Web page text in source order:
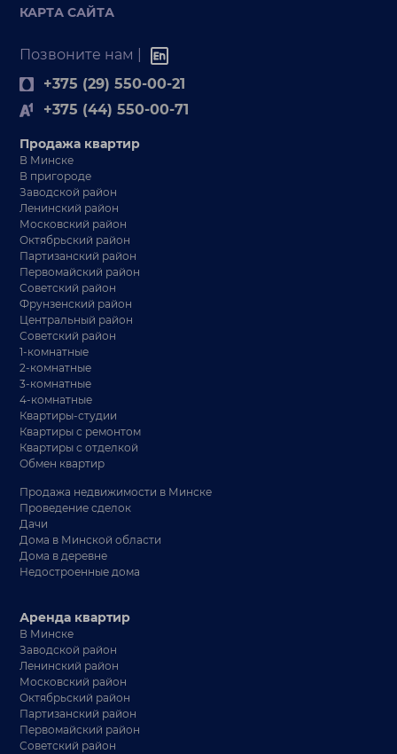
КАРТА САЙТА
Позвоните нам |
+375 (29) 550-00-21
+375 (44) 550-00-71
Продажа квартир
В Минске
В пригороде
Заводской район
Ленинский район
Московский район
Октябрьский район
Партизанский район
Первомайский район
Советский район
Фрунзенский район
Центральный район
Советский район
1-комнатные
2-комнатные
3-комнатные
4-комнатные
Квартиры-студии
Квартиры с ремонтом
Квартиры с отделкой
Обмен квартир
Продажа недвижимости в Минске
Проведение сделок
Дачи
Дома в Минской области
Дома в деревне
Недостроенные дома
Аренда квартир
В Минске
Заводской район
Ленинский район
Московский район
Октябрьский район
Партизанский район
Первомайский район
Советский район